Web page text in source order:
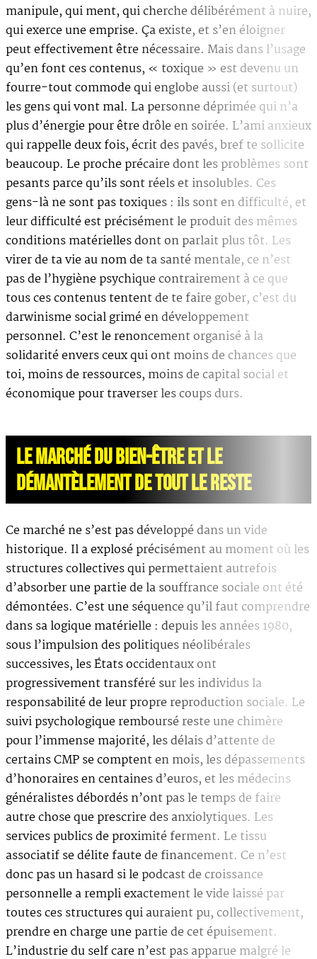
manipule, qui ment, qui cherche délibérément à nuire,
qui exerce une emprise. Ça existe, et s’en éloigner
peut effectivement être nécessaire. Mais dans l’usage
qu’en font ces contenus, « toxique » est devenu un
fourre-tout commode qui englobe aussi (et surtout)
les gens qui vont mal. La personne déprimée qui n’a
plus d’énergie pour être drôle en soirée. L’ami anxieux
qui rappelle deux fois, écrit des pavés, bref te sollicite
beaucoup. Le proche précaire dont les problèmes sont
pesants parce qu’ils sont réels et insolubles. Ces
gens-là ne sont pas toxiques : ils sont en difficulté, et
leur difficulté est précisément le produit des mêmes
conditions matérielles dont on parlait plus tôt. Les
virer de ta vie au nom de ta santé mentale, ce n’est
pas de l’hygiène psychique contrairement à ce que
tous ces contenus tentent de te faire gober, c’est du
darwinisme social grimé en développement
personnel. C’est le renoncement organisé à la
solidarité envers ceux qui ont moins de chances que
toi, moins de ressources, moins de capital social et
économique pour traverser les coups durs.
LE MARCHÉ DU BIEN-ÊTRE ET LE
DÉMANTÈLEMENT DE TOUT LE RESTE
Ce marché ne s’est pas développé dans un vide
historique. Il a explosé précisément au moment où les
structures collectives qui permettaient autrefois
d’absorber une partie de la souffrance sociale ont été
démontées. C’est une séquence qu’il faut comprendre
dans sa logique matérielle : depuis les années 1980,
sous l’impulsion des politiques néolibérales
successives, les États occidentaux ont
progressivement transféré sur les individus la
responsabilité de leur propre reproduction sociale. Le
suivi psychologique remboursé reste une chimère
pour l’immense majorité, les délais d’attente de
certains CMP se comptent en mois, les dépassements
d’honoraires en centaines d’euros, et les médecins
généralistes débordés n’ont pas le temps de faire
autre chose que prescrire des anxiolytiques. Les
services publics de proximité ferment. Le tissu
associatif se délite faute de financement. Ce n’est
donc pas un hasard si le podcast de croissance
personnelle a rempli exactement le vide laissé par
toutes ces structures qui auraient pu, collectivement,
prendre en charge une partie de cet épuisement.
L’industrie du self care n’est pas apparue malgré le